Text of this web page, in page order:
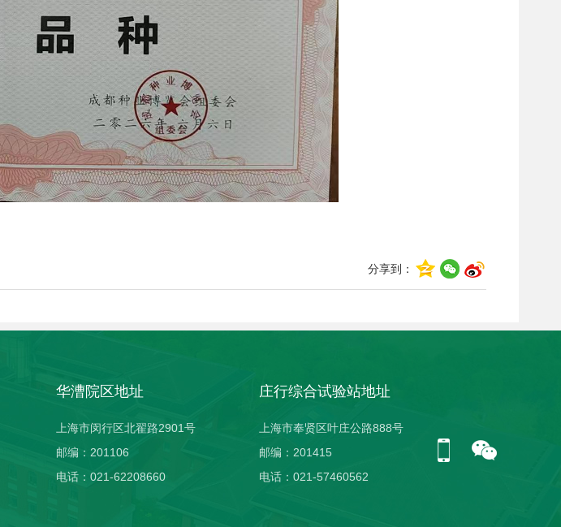
分享到：
华漕院区地址
上海市闵行区北翟路2901号
邮编：201106
电话：021-62208660
庄行综合试验站地址
上海市奉贤区叶庄公路888号
邮编：201415
电话：021-57460562